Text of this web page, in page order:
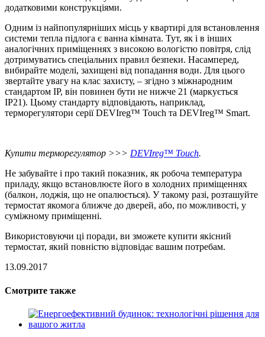
додатковими конструкціями.
Одним із найпопулярніших місць у квартирі для встановлення
системи тепла підлога є ванна кімната. Тут, як і в інших
аналогічних приміщеннях з високою вологістю повітря, слід
дотримуватись спеціальних правил безпеки. Насамперед,
вибирайте моделі, захищені від попадання води. Для цього
звертайте увагу на клас захисту, – згідно з міжнародним
стандартом IP, він повинен бути не нижче 21 (маркується
IP21). Цьому стандарту відповідають, наприклад,
терморегулятори серії DEVIreg™ Touch та DEVIreg™ Smart.
Купити терморегулятор >>> DEVIreg™ Touch.
Не забувайте і про такий показник, як робоча температура
приладу, якщо встановлюєте його в холодних приміщеннях
(балкон, лоджія, що не опалюється). У такому разі, розташуйте
термостат якомога ближче до дверей, або, по можливості, у
суміжному приміщенні.
Використовуючи ці поради, ви зможете купити якісний
термостат, який повністю відповідає вашим потребам.
13.09.2017
Смотрите также